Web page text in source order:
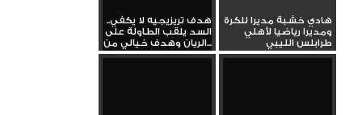
هادي خشبة مديرا للكرة
ومديرا رياضيا لأهلي
طرابلس الليبي
هدف تريزيجيه لا يكفي..
السد يلقب الطاولة على
الريان وهدف خيالي من...